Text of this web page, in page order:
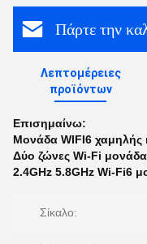
Πάρτε την
Λεπτομέρειες
προϊόντων
Επισημαίνω:
Μονάδα WIFI6 χαμηλής
Δύο ζώνες Wi-Fi
2.4GHz 5.8GHz Wi-Fi6
Σίκαλο: